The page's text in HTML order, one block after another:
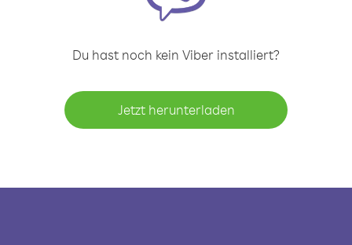
Du hast noch kein Viber installiert?
Jetzt herunterladen